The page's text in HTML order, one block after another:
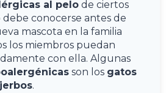
al pelo de ciertos
debe conocerse antes de
mascota en la familia
los miembros puedan
con ella. Algunas
son los gatos
jerbos.